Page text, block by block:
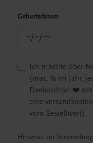
Geburtsdatum
Ich möchte über
(max. 4x im Jahr,
Dankeschön ❤️
eine
vom Bestellwert).
Hinweise zur